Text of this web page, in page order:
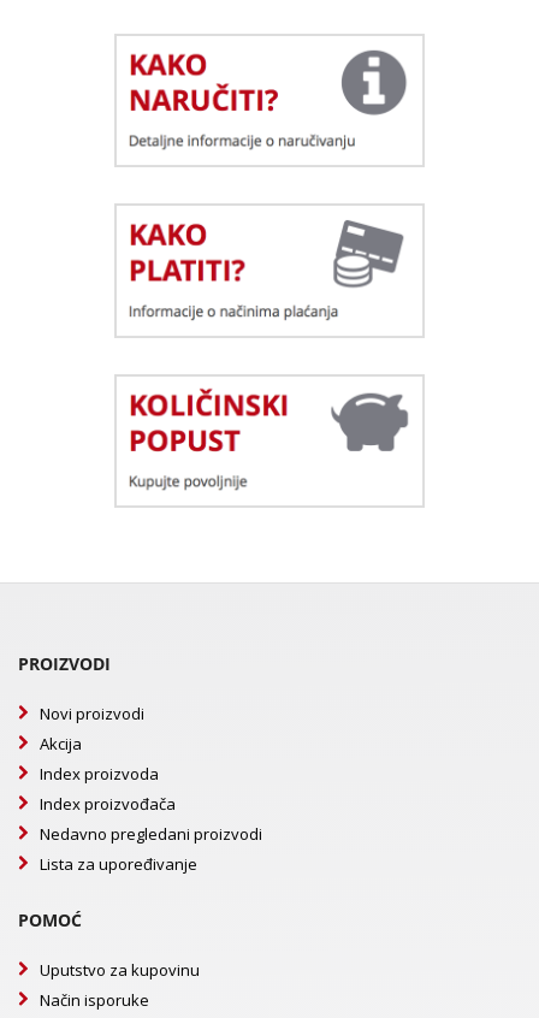
PROIZVODI
Novi proizvodi
Akcija
Index proizvoda
Index proizvođača
Nedavno pregledani proizvodi
Lista za upoređivanje
POMOĆ
Uputstvo za kupovinu
Način isporuke